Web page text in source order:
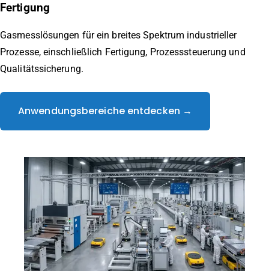
Fertigung
Gasmesslösungen für ein breites Spektrum industrieller
Prozesse, einschließlich Fertigung, Prozesssteuerung und
Qualitätssicherung.
Anwendungsbereiche entdecken →